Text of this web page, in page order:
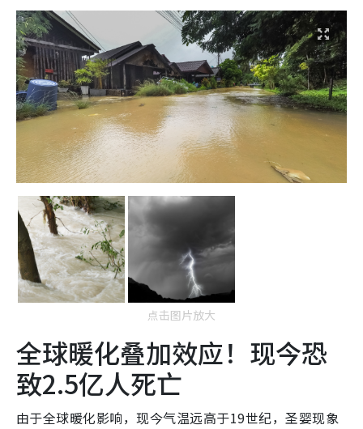
点击图片放大
全球暖化叠加效应！现今恐
致2.5亿人死亡
由于全球暖化影响，现今气温远高于19世纪，圣婴现象